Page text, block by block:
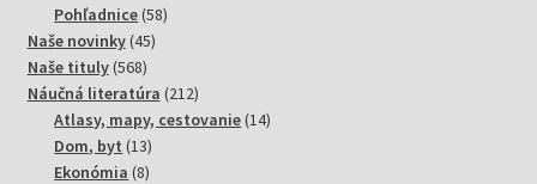
Pohľadnice 5858
Naše novinky 4545
Naše tituly 568568
produktov
Náučná literatúra 212212
produktov
Atlasy, mapy, cestovanie 1414
Dom, byt 1313
produktov
Ekonómia 88